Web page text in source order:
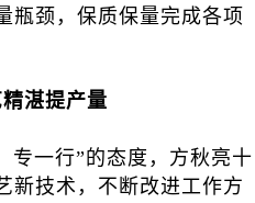
瓶颈，保质保量完成各项
湛提产量
专一行”的态度，方秋亮十
新技术，不断改进工作方